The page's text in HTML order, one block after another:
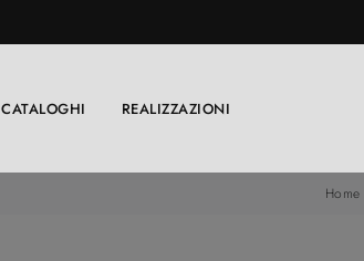
CATALOGHI REALIZZAZIONI
Home